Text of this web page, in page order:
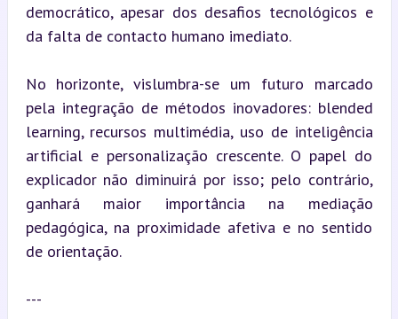
democrático, apesar dos desafios tecnológicos e
da falta de contacto humano imediato.
No horizonte, vislumbra-se um futuro marcado
pela integração de métodos inovadores: blended
learning, recursos multimédia, uso de inteligência
artificial e personalização crescente. O papel do
explicador não diminuirá por isso; pelo contrário,
ganhará maior importância na mediação
pedagógica, na proximidade afetiva e no sentido
de orientação.
---